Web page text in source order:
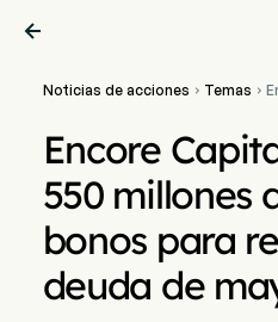

Noticias de acciones  Temas 
Encore
550 millones
bonos para
deuda de